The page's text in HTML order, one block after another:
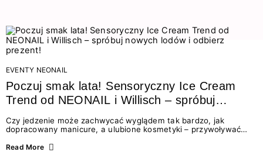
EVENTY NEONAIL
Poczuj smak lata! Sensoryczny Ice Cream
Trend od NEONAIL i Willisch – spróbuj
nowych lodów i odbierz prezent!
Czy jedzenie może zachwycać wyglądem tak bardzo, jak
dopracowany manicure, a ulubione kosmetyki – przywoływać
świata beauty i oszałamiających deserów to coś więcej niż
Read More